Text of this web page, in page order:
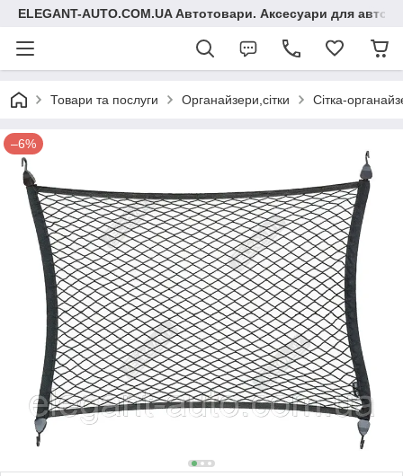
ELEGANT-AUTO.COM.UA Автотовари. Аксесуари для авто
Товари та послуги Органайзери,сітки Сітка-
–6%